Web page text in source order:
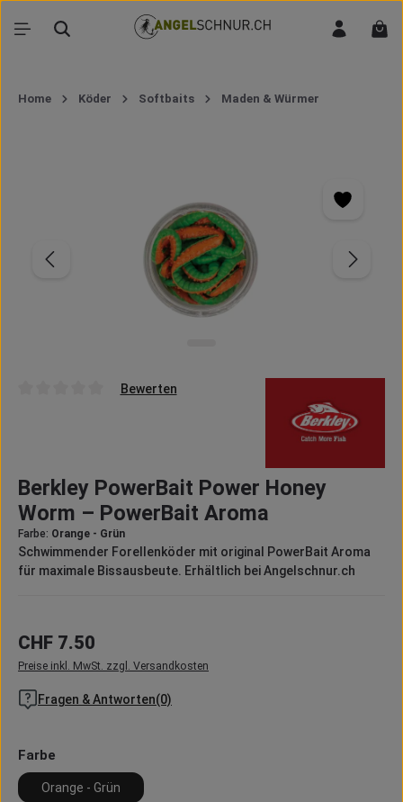
Zum Hauptinhalt springen
Home Köder Softbaits Maden & Würmer
Bewerten
Berkley PowerBait Power Honey
Worm – PowerBait Aroma
Farbe: Orange - Grün
Schwimmender Forellenköder mit original PowerBait Aroma
für maximale Bissausbeute. Erhältlich bei Angelschnur.ch
Regulärer Preis:
CHF 7.50
Preise inkl. MwSt. zzgl. Versandkosten
Fragen & Antworten(0)
Farbe
Orange - Grün